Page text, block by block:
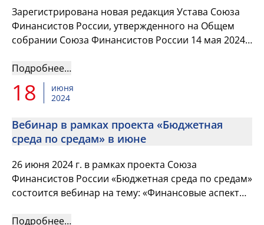
Зарегистрирована новая редакция Устава Союза
Финансистов России, утвержденного на Общем
собрании Союза Финансистов России 14 мая 2024
Подробнее…
18
июня
2024
Вебинар в рамках проекта «Бюджетная
среда по средам» в июне
26 июня 2024 г. в рамках проекта Союза
Финансистов России «Бюджетная среда по средам»
состоится вебинар на тему: «Финансовые аспекты
Подробнее…